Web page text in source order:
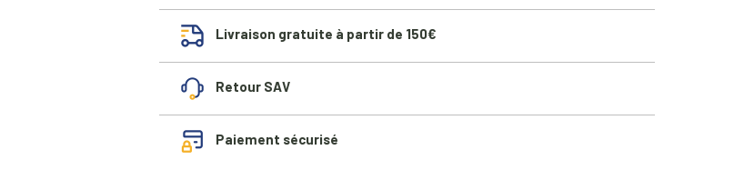
Livraison gratuite à partir de 150€
Retour SAV
Paiement sécurisé